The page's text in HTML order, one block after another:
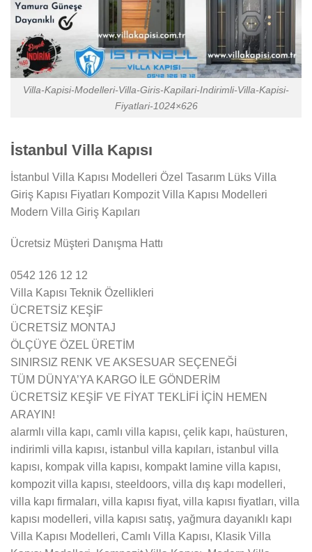
Villa-Kapisi-Modelleri-Villa-Giris-Kapilari-Indirimli-Villa-Kapisi-
Fiyatlari-1024×626
İstanbul Villa Kapısı
İstanbul Villa Kapısı Modelleri Özel Tasarım Lüks Villa
Giriş Kapısı Fiyatları Kompozit Villa Kapısı Modelleri
Modern Villa Giriş Kapıları
Ücretsiz Müşteri Danışma Hattı
0542 126 12 12
Villa Kapısı Teknik Özellikleri
ÜCRETSİZ KEŞİF
ÜCRETSİZ MONTAJ
ÖLÇÜYE ÖZEL ÜRETİM
SINIRSIZ RENK VE AKSESUAR SEÇENEĞİ
TÜM DÜNYA’YA KARGO İLE GÖNDERİM
ÜCRETSİZ KEŞİF VE FİYAT TEKLİFİ İÇİN HEMEN
ARAYIN!
alarmlı villa kapı, camlı villa kapısı, çelik kapı, haüsturen,
indirimli villa kapısı, istanbul villa kapıları, istanbul villa
kapısı, kompak villa kapısı, kompakt lamine villa kapısı,
kompozit villa kapısı, steeldoors, villa dış kapı modelleri,
villa kapı firmaları, villa kapısı fiyat, villa kapısı fiyatları, villa
kapısı modelleri, villa kapısı satış, yağmura dayanıklı kapı
Villa Kapısı Modelleri, Camlı Villa Kapısı, Klasik Villa